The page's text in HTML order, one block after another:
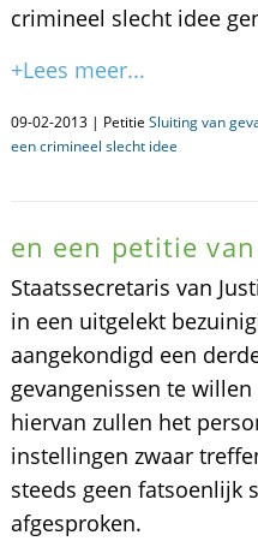
crimineel slecht idee
+Lees meer...
09-02-2013 | Petitie Sluiting van
een crimineel slecht idee
en een petitie
Staatssecretaris van
in een uitgelekt
aangekondigd een
gevangenissen te
hiervan zullen het
instellingen zwaar
steeds geen fatsoenlijk
afgesproken.